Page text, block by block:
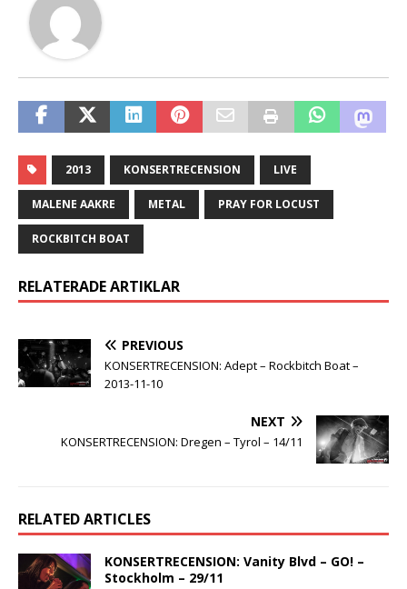
2013 KONSERTRECENSION LIVE
MALENE AAKRE METAL PRAY FOR LOCUST
ROCKBITCH BOAT
RELATERADE ARTIKLAR
PREVIOUS
KONSERTRECENSION: Adept – Rockbitch Boat –
2013-11-10
NEXT
KONSERTRECENSION: Dregen – Tyrol – 14/11
RELATED ARTICLES
KONSERTRECENSION: Vanity Blvd – GO! –
Stockholm – 29/11